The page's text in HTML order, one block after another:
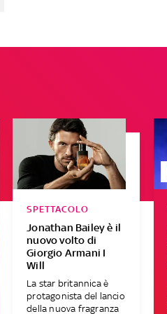
Jonathan Bailey è il
nuovo volto di
Giorgio Armani I
Will
SPETTACOLO
La star britannica è
protagonista del lancio
della nuova fragranza